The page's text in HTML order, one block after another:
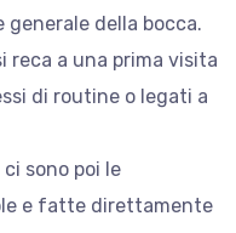
della bocca.
reca a una prima visita
di routine o legati a
sono poi le
e fatte direttamente